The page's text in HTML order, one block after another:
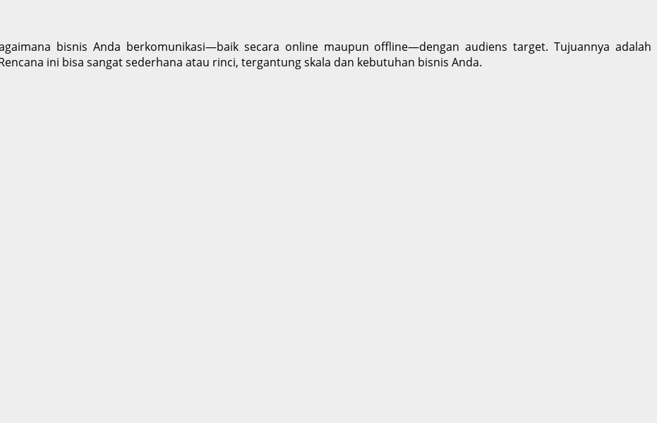
bisnis Anda berkomunikasi—baik secara online maupun offline—dengan audiens target. Tujuannya adalah
ini bisa sangat sederhana atau rinci, tergantung skala dan kebutuhan bisnis Anda.